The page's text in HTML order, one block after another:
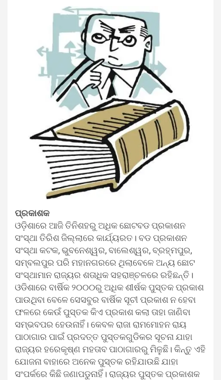
ପ୍ରକାଶକ
ଓଡ଼ିଶାରେ ଆଜି ତିନିଶହରୁ ଅଧିକ ଛୋଟବଡ ପ୍ରକାଶନ
ସଂସ୍ଥା ତିରିଶ ଜିଲ୍ଲାରେ କାର୍ଯ୍ୟରତ। ବଡ ପ୍ରକାଶନ
ସଂସ୍ଥା କଟକ, ଭୁବନେଶ୍ୱର, ବାଲେଶ୍ୱର, ବ୍ରହ୍ମପୁର,
ସମ୍ବଲପୁର ପରି ମହାନଗରରେ ଥିଲାବେଳେ ଅନ୍ୟ ଛୋଟ
ସଂସ୍ଥାମାନ ରାଜ୍ୟର ଶତାଧିକ ସହରାଞ୍ଚଳରେ ରହିଛନ୍ତି।
ଓଡିଶାରେ ବାର୍ଷିକ ୨୦୦୦ରୁ ଅଧିକ ଶୀର୍ଷକ ପୁସ୍ତକ ପ୍ରକାଶ
ପାଉଥିବା ବେଳେ ସେସବୁର ବାର୍ଷିକ ସୂଚୀ ପ୍ରକାଶ ନ ହେବା
ଫଳରେ କେଉଁ ପୁସ୍ତକ କିଏ ପ୍ରକାଶ କଲା ତାହା ଜାଣିବା
ସମ୍ଭବପର ହେଉନାହିଁ। କେବଳ ରାଜା ରାମମୋହନ ରାୟ
ପାଠାଗାର ପାଇଁ ପ୍ରଦତ୍ତ ପୁସ୍ତକଗୁଡିକର ସୂଚନା ଯାହା
ରାଜ୍ୟର ହରେକୃଷ୍ଣ ମହତାବ ପାଠାଗାରରୁ ମିଳୁଛି। କିନ୍ତୁ ଏହି
ଯୋଜନା ବାହାରେ ଅନେକ ପୁସ୍ତକ ରହିଯାଉଛି ଯାହା
ସଂପର୍କରେ କିଛି ଜଣାପଡୁନାହିଁ। ରାଜ୍ୟର ପୁସ୍ତକ ପ୍ରକାଶକ